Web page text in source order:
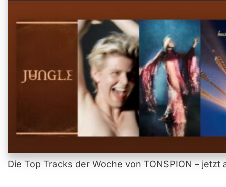
Die Top Tracks der Woche von TONSPION –